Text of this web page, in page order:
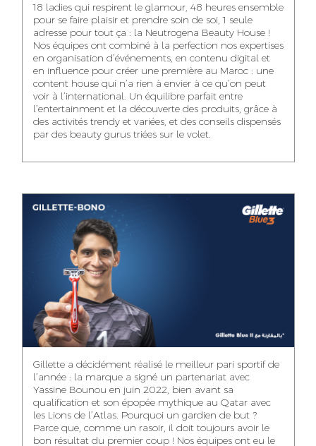
WA-IL ZRYOUIL
PUBLIC RELATIONS
CONSULTANT
NOUREDDINE
SAMADI
ART DIRECTOR
MOHAMED
LEHMOUM
ART DIRECTOR
MEHDI ZERRAD
MANAGER
CHAIMAA
DIGITAL MANAGER
IDMOUSSA SAFAA
PUBLIC RELATIONS
CONSULTANT
NOUHAILA DIKER
IMANE LACHGUER
EXECUTIVE
DOUNIA SADOUK
ACCOUNTANT
OUSSAMA
BENHAMOU
GRAPHIC
DESIGNER
18 ladies qui respirent le glamour, 48 heures ensemble
pour se faire plaisir et prendre soin de soi, 1 seule
adresse pour tout ça : la Neutrogena Beauty House !
Nos équipes ont combiné à la perfection nos expertises
en organisation d’événements, en contenu digital et
en influence pour créer une première au Maroc : une
content house qui n’a rien à envier à ce qu’on peut
voir à l’international. Un équilibre parfait entre
l’entertainment et la découverte des produits, grâce à
des activités trendy et variées, et des conseils dispensés
par des beauty gurus triées sur le volet.
Gillette a décidément réalisé le meilleur pari sportif de
l’année : la marque a signé un partenariat avec
Yassine Bounou en juin 2022, bien avant sa
qualification et son épopée mythique au Qatar avec
les Lions de l’Atlas. Pourquoi un gardien de but ?
Parce que, comme un rasoir, il doit toujours avoir le
bon résultat du premier coup ! Nos équipes ont eu le